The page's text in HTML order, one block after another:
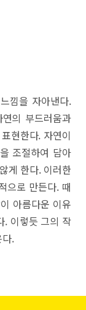
낌을 자아낸다.
의 부드러움과
현한다. 자연이
조절하여 담아
게 한다. 이러한
으로 만든다. 때
아름다운 이유
. 이렇듯 그의 작
.